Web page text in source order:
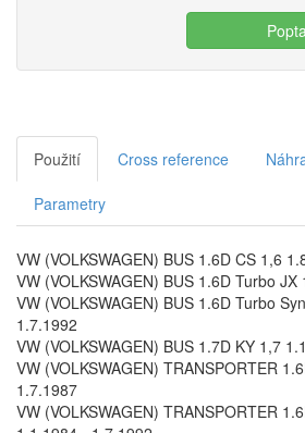
Použití Cross reference
Parametry
VW (VOLKSWAGEN) BUS 1.6D CS 1,6
VW (VOLKSWAGEN) BUS 1.6D Turbo
VW (VOLKSWAGEN) BUS 1.6D Turbo
1.7.1992
VW (VOLKSWAGEN) BUS 1.7D KY 1,7
VW (VOLKSWAGEN) TRANSPORTER
1.7.1987
VW (VOLKSWAGEN) TRANSPORTER